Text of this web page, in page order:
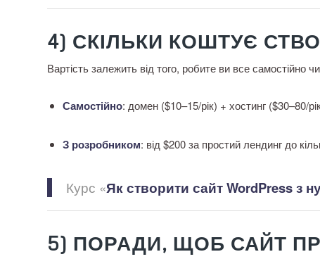
4) СКІЛЬКИ КОШТУЄ
Вартість залежить від того, робите ви все самостійно
Самостійно: домен ($10–15/рік) + хостинг ($30–80/
З розробником: від $200 за простий лендинг до
Курс «Як створити сайт WordPress з
5) ПОРАДИ, ЩОБ САЙТ